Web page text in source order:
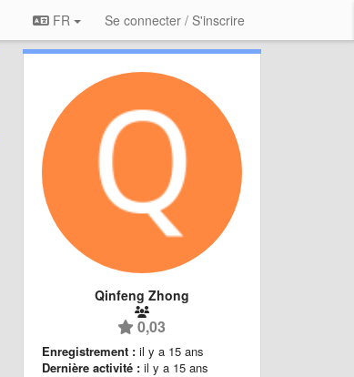
FR Se connecter / S'inscrire
Qinfeng Zhong
0,03
Enregistrement : il y a 15 ans
Dernière activité : il y a 15 ans